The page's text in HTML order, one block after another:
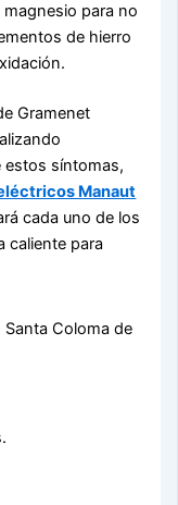
para no
de hierro
Gramenet
estos síntomas,
Manaut
cada uno de los
caliente para